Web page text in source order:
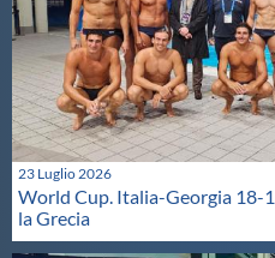
23 Luglio 2026
World Cup. Italia-Georgia 18-
la Grecia